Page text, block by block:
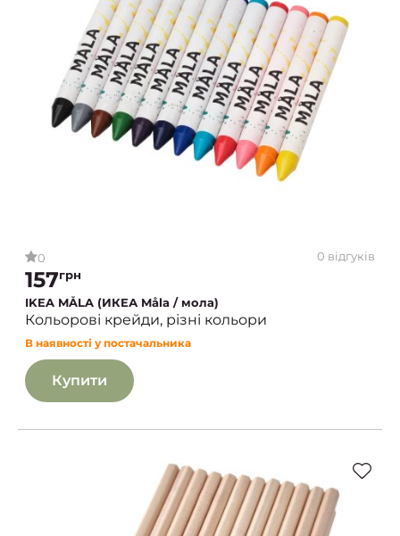
0 0 відгуків
157грн
IKEA MÅLA (ИКЕА Måla / мола)
Кольорові крейди, різні кольори
В наявності у постачальника
Купити